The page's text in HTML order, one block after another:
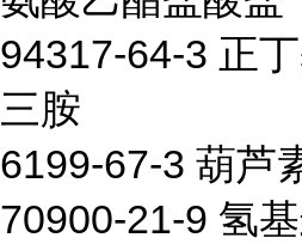
94317-64-3 正
三胺
6199-67-3 葫芦
70900-21-9 氢